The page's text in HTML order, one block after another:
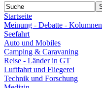
Startseite
Meinung - Debatte - Kolumnen
Seefahrt
Auto und Mobiles
Camping & Caravaning
Reise - Länder in GT
Luftfahrt und Fliegerei
Technik und Forschung